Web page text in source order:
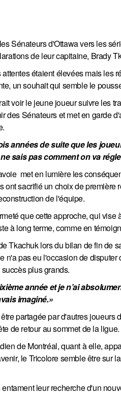
Sénateurs d'Ottawa vers les
de leur capitaine, Brady
étaient élevées mais les
un souhait qui semble le
voir le jeune joueur suivre les
des Sénateurs et met en garde
années de suite que les
sais pas comment on va
met en lumière les
ont sacrifié un choix de
de l'équipe.
que cette approche, qui
à long terme, comme en
Tkachuk lors du bilan de fin de
n'a pas eu l'occasion de
plus grands.
année et je n’ai
imaginé.»
partagée par d'autres
de retour au sommet de la ligue.
de Montréal, quant à elle,
le Tricolore semble être sur
leur recherche d'un